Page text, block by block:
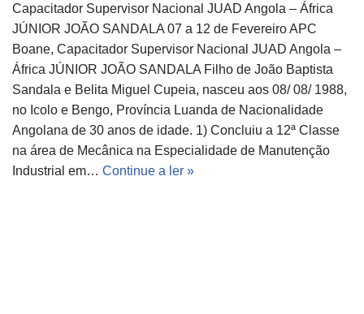
Capacitador Supervisor Nacional JUAD Angola – África
JÚNIOR JOÃO SANDALA 07 a 12 de Fevereiro APC
Boane, Capacitador Supervisor Nacional JUAD Angola –
África JÚNIOR JOÃO SANDALA Filho de João Baptista
Sandala e Belita Miguel Cupeia, nasceu aos 08/ 08/ 1988,
no Icolo e Bengo, Província Luanda de Nacionalidade
Angolana de 30 anos de idade. 1) Concluiu a 12ª Classe
na área de Mecânica na Especialidade de Manutenção
Industrial em… Continue a ler »